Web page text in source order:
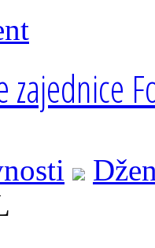
zajednice